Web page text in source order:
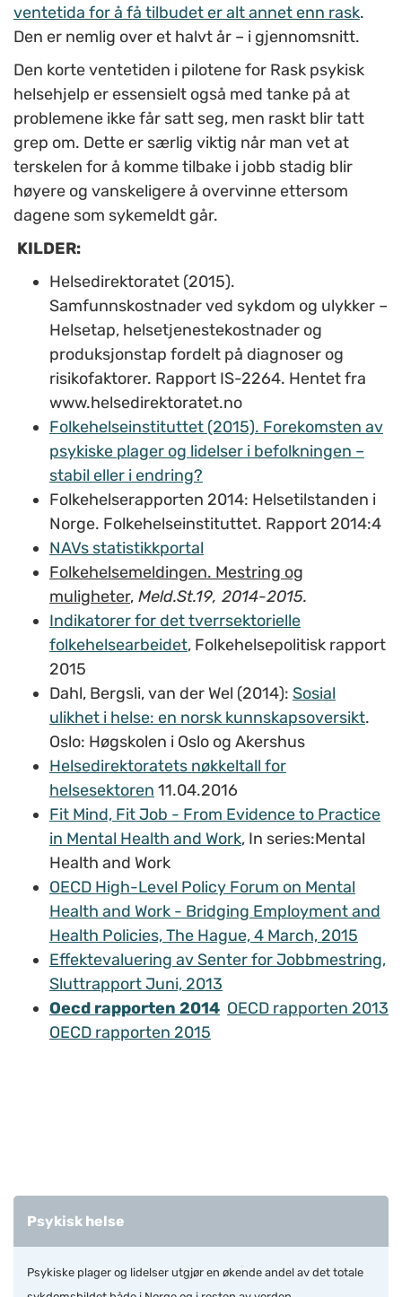
ventetida for å få tilbudet er alt annet enn rask.
Den er nemlig over et halvt år – i gjennomsnitt.
Den korte ventetiden i pilotene for Rask psykisk
helsehjelp er essensielt også med tanke på at
problemene ikke får satt seg, men raskt blir tatt
grep om. Dette er særlig viktig når man vet at
terskelen for å komme tilbake i jobb stadig blir
høyere og vanskeligere å overvinne ettersom
dagene som sykemeldt går.
KILDER:
Helsedirektoratet (2015).
Samfunnskostnader ved sykdom og ulykker –
Helsetap, helsetjenestekostnader og
produksjonstap fordelt på diagnoser og
risikofaktorer. Rapport IS-2264. Hentet fra
www.helsedirektoratet.no
Folkehelseinstituttet (2015). Forekomsten av
psykiske plager og lidelser i befolkningen –
stabil eller i endring?
Folkehelserapporten 2014: Helsetilstanden i
Norge. Folkehelseinstituttet. Rapport 2014:4
NAVs statistikkportal
Folkehelsemeldingen. Mestring og
muligheter, Meld.St.19, 2014-2015.
Indikatorer for det tverrsektorielle
folkehelsearbeidet, Folkehelsepolitisk rapport
2015
Dahl, Bergsli, van der Wel (2014): Sosial
ulikhet i helse: en norsk kunnskapsoversikt.
Oslo: Høgskolen i Oslo og Akershus
Helsedirektoratets nøkkeltall for
helsesektoren 11.04.2016
Fit Mind, Fit Job - From Evidence to Practice
in Mental Health and Work, In series:Mental
Health and Work
OECD High-Level Policy Forum on Mental
Health and Work - Bridging Employment and
Health Policies, The Hague, 4 March, 2015
Effektevaluering av Senter for Jobbmestring,
Sluttrapport Juni, 2013
Oecd rapporten 2014 OECD rapporten 2013
OECD rapporten 2015
Psykisk helse
Psykiske plager og lidelser utgjør en økende andel av det totale